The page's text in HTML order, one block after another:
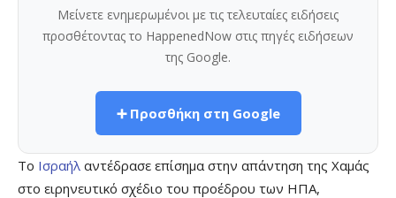
Μείνετε ενημερωμένοι με τις τελευταίες ειδήσεις
προσθέτοντας το HappenedNow στις πηγές ειδήσεων
της Google.
➕ Προσθήκη στη Google
Το Ισραήλ αντέδρασε επίσημα στην απάντηση της Χαμάς
στο ειρηνευτικό σχέδιο του προέδρου των ΗΠΑ,